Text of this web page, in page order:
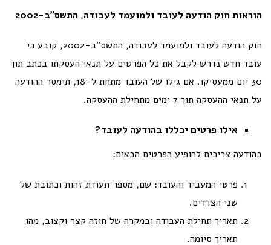
הוראות חוק הודעה לעובד ולמועמד לעבודה, התשס"ב-2002
חוק הודעה לעובד ולמועמד לעבודה, התשס"ב-2002, קובע כי
עובד חדש נדרש לקבל את כל הפרטים על תנאי העסקתו בכתב תוך
30 יום ממעסיקו. אם גילו של העובד מתחת ל-18, תימסר ההודעה
על תנאי ההעסקה תוך 7 ימים מתחילת ההעסקה.
אילו פרטים יכללו בהודעה לעובד?
בהודעה צריכים להופיע הפרטים הבאים:
פרטי המעביד והעובד: שם, מספר תעודת זהות וכתובת של
שני הצדדים.
תאריך תחילת העבודה ובמקרה של חוזה קצר וקצוב, מהו
תאריך סיומה.